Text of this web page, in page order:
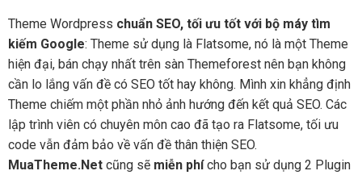
Theme Wordpress chuẩn SEO, tối ưu tốt với bộ máy tìm
kiếm Google: Theme sử dụng là Flatsome, nó là một Theme
hiện đại, bán chạy nhất trên sàn Themeforest nên bạn không
cần lo lắng vấn đề có SEO tốt hay không. Mình xin khẳng định
Theme chiếm một phần nhỏ ảnh hướng đến kết quả SEO. Các
lập trình viên có chuyên môn cao đã tạo ra Flatsome, tối ưu
code vẫn đảm bảo về vấn đề thân thiện SEO.
MuaTheme.Net cũng sẽ miễn phícho bạn sử dụng 2 Plugin